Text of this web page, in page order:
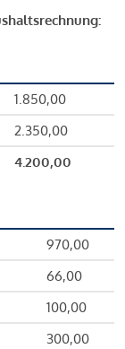
1.850,00
2.350,00
4.200,00
970,00
66,00
100,00
300,00